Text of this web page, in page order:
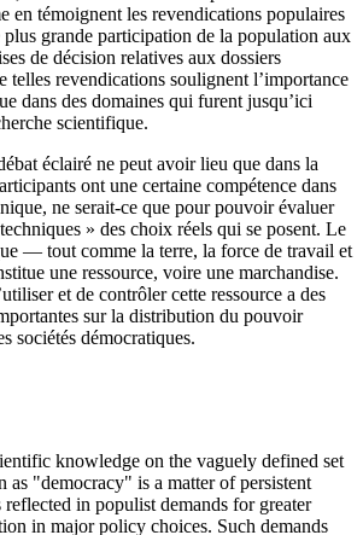
en témoignent les revendications populaires
plus grande participation de la population aux
de décision relatives aux dossiers
telles revendications soulignent l’importance
dans des domaines qui furent jusqu’ici
scientifique.
éclairé ne peut avoir lieu que dans la
ont une certaine compétence dans
ne serait-ce que pour pouvoir évaluer
» des choix réels qui se posent. Le
— tout comme la terre, la force de travail et
une ressource, voire une marchandise.
et de contrôler cette ressource a des
sur la distribution du pouvoir
sociétés démocratiques.
knowledge on the vaguely defined set
as "democracy" is a matter of persistent
in populist demands for greater
in major policy choices. Such demands